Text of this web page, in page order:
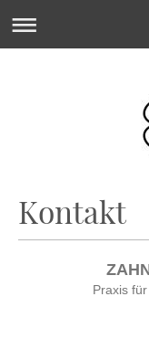
Kontakt
Praxis